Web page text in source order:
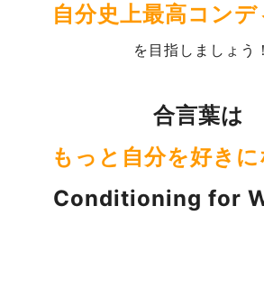
自分史上最高コン
を目指しましょう！
合言葉は
もっと自分を好きに
Conditioning for